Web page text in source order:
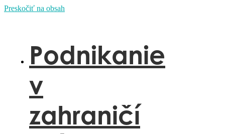
Preskočiť na obsah
Podnikanie
v
zahraničí